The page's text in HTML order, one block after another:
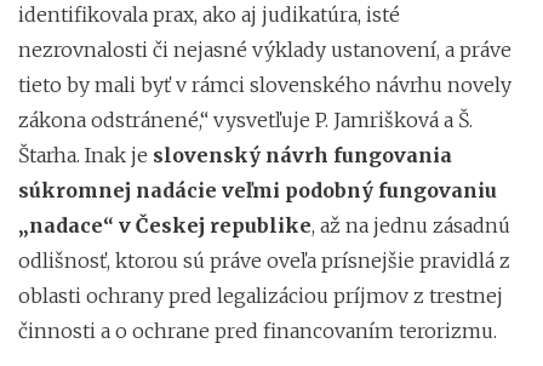
identifikovala prax, ako aj judikatúra, isté
nezrovnalosti či nejasné výklady ustanovení, a práve
tieto by mali byť v rámci slovenského návrhu novely
zákona odstránené,“ vysvetľuje P. Jamrišková a Š.
Štarha. Inak je slovenský návrh fungovania
súkromnej nadácie veľmi podobný fungovaniu
„nadace“ v Českej republike, až na jednu zásadnú
odlišnosť, ktorou sú práve oveľa prísnejšie pravidlá z
oblasti ochrany pred legalizáciou príjmov z trestnej
činnosti a o ochrane pred financovaním terorizmu.